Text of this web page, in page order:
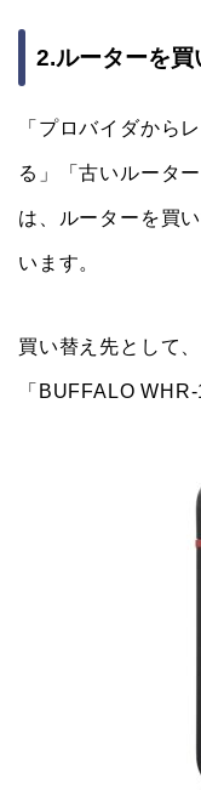
2.ルーターを買
「プロバイダから
る」「古いルータ
は、ルーターを買
います。
買い替え先として
「BUFFALO